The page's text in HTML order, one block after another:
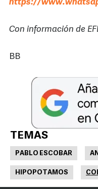
https://
Con información de
BB
TEMAS
PABLO ESCOBAR
HIPOPOTAMOS